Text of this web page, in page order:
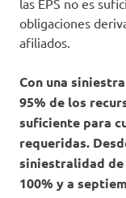
obligaciones
afiliados.
Con una
95% de los
suficiente para
requeridas.
siniestralidad de
100% y a